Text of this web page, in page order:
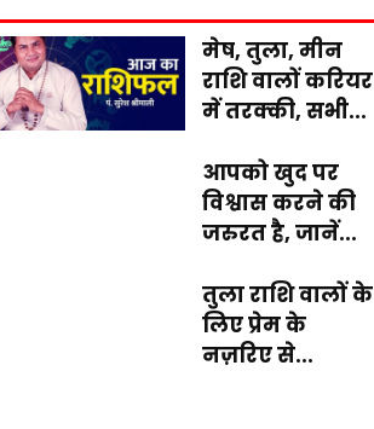
मेष, तुला, मीन
राशि वालों करियर
में तरक्की, सभी...
आपको खुद पर
विश्वास करने की
जरुरत है, जानें...
तुला राशि वालों के
लिए प्रेम के
नज़रिए से...